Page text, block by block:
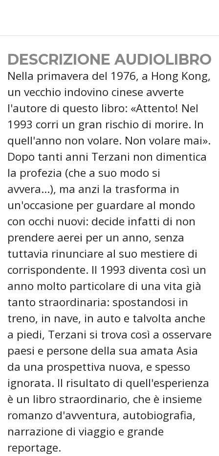
DESCRIZIONE AUDIOLIBRO
Nella primavera del 1976, a Hong Kong,
un vecchio indovino cinese avverte
l'autore di questo libro: «Attento! Nel
1993 corri un gran rischio di morire. In
quell'anno non volare. Non volare mai».
Dopo tanti anni Terzani non dimentica
la profezia (che a suo modo si
avvera...), ma anzi la trasforma in
un'occasione per guardare al mondo
con occhi nuovi: decide infatti di non
prendere aerei per un anno, senza
tuttavia rinunciare al suo mestiere di
corrispondente. Il 1993 diventa così un
anno molto particolare di una vita già
tanto straordinaria: spostandosi in
treno, in nave, in auto e talvolta anche
a piedi, Terzani si trova così a osservare
paesi e persone della sua amata Asia
da una prospettiva nuova, e spesso
ignorata. Il risultato di quell'esperienza
è un libro straordinario, che è insieme
romanzo d'avventura, autobiografia,
narrazione di viaggio e grande
reportage.